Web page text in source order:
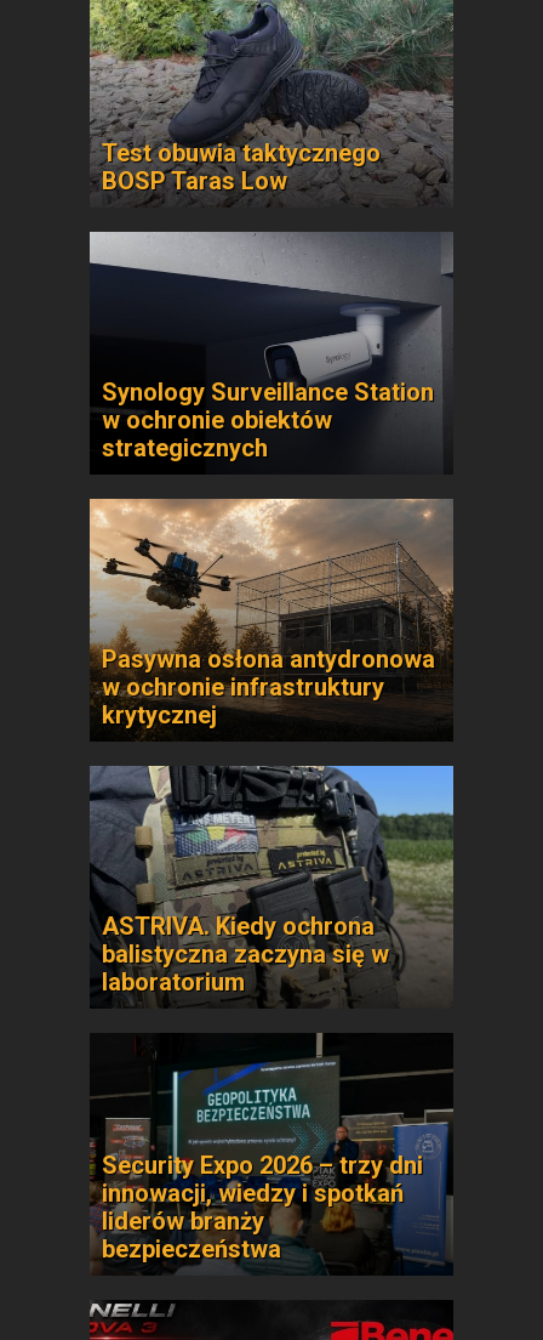
Test obuwia taktycznego
BOSP Taras Low
Synology Surveillance Station
w ochronie obiektów
strategicznych
Pasywna osłona antydronowa
w ochronie infrastruktury
krytycznej
ASTRIVA. Kiedy ochrona
balistyczna zaczyna się w
laboratorium
Security Expo 2026 – trzy dni
innowacji, wiedzy i spotkań
liderów branży
bezpieczeństwa